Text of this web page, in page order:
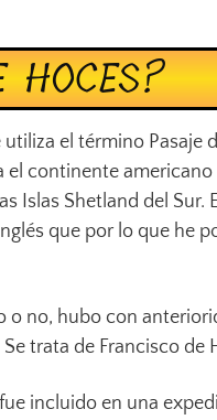
HOCES?
utiliza el término Pasaje
el continente
Islas Shetland del Sur.
que por lo que he
o no, hubo con
trata de Francisco de
fue incluido en una